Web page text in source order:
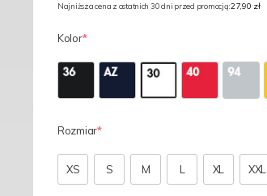
Najniższa cena z ostatnich 30 dni przed promocją:27,90 zł
Kolor
Rozmiar
XS S M L XL XXL